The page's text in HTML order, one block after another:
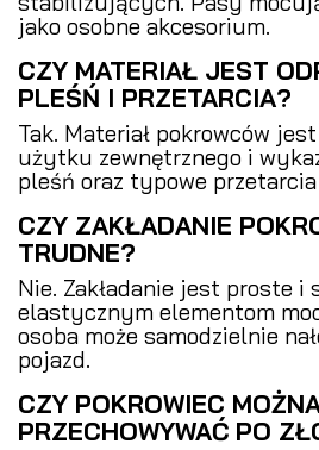
jako osobne akcesorium.
CZY MATERIAŁ JEST
PLEŚŃ I PRZETARCIA?
Tak. Materiał pokrowców
użytku zewnętrznego i
pleśń oraz typowe
CZY ZAKŁADANIE
TRUDNE?
Nie. Zakładanie jest proste i
elastycznym elementom
osoba może samodzielnie
pojazd.
CZY POKROWIEC
PRZECHOWYWAĆ PO